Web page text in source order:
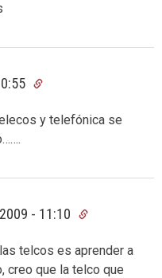
y telefónica se
- 11:10
telcos es aprender a
creo que la telco que